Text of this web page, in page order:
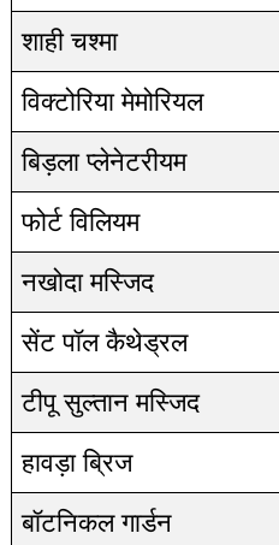
शाही चश्मा
विक्टोरिया मेमोरियल
बिड़ला प्लेनेटरीयम
फोर्ट विलियम
नखोदा मस्जिद
सेंट पॉल कैथेड्रल
टीपू सुल्तान मस्जिद
हावड़ा ब्रिज
बॉटनिकल गार्डन